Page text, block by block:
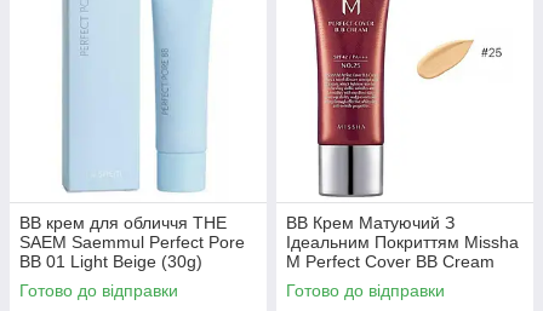
ВВ крем для обличчя THE
SAEM Saemmul Perfect Pore
BB 01 Light Beige (30g)
Готово до відправки
ВВ Крем Матуючий З
Ідеальним Покриттям Missha
M Perfect Cover BB Cream
SPF42 PA+++ (20ml, 25
відтінок -теплий беж)
Готово до відправки